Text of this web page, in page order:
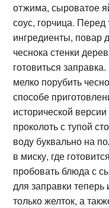
отжима, сыроватое
соус, горчица.
ингредиенты, повар
чеснока стенки
готовиться
мелко порубить
способе
исторической
проколоть с тупой
воду буквально на
в миску, где
пробовать блюда с
для заправки
только желток, а